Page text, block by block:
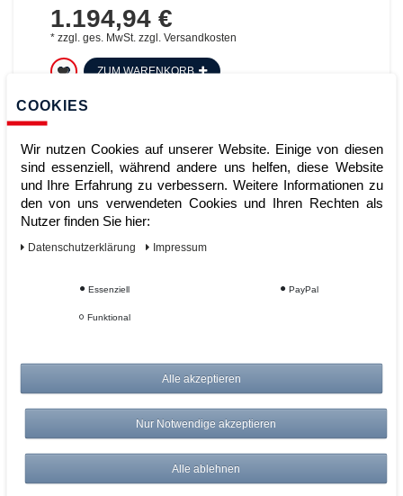
1.194,94 €
* zzgl. ges. MwSt.zzgl. Versandkosten
ZUM WARENKORB
Die Kunst des Pipettierens
Hersteller: Sartorius
1.060,05 €
ZUM WARENKORB
COOKIES
Wir nutzen Cookies auf unserer Website. Einige von diesen
sind essenziell, während andere uns helfen, diese Website
und Ihre Erfahrung zu verbessern. Weitere Informationen zu
den von uns verwendeten Cookies und Ihren Rechten als
Nutzer finden Sie hier:
Daten­schutz­erklärung Impressum
Essenziell PayPal
Funktional
Alle akzeptieren
Nur Notwendige akzeptieren
Alle ablehnen